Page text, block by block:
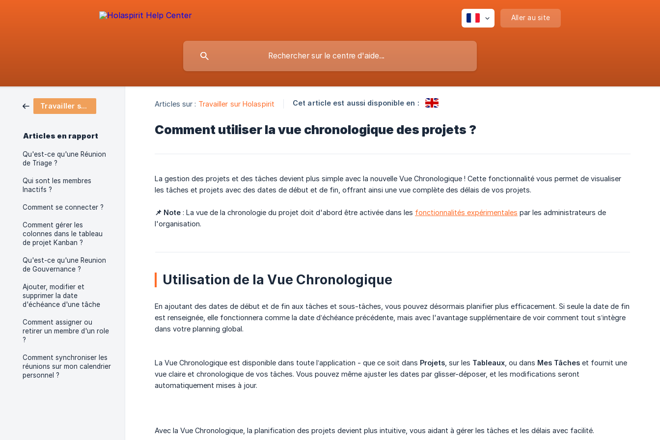
Aller au site
Travailler sur Holaspirit
Articles en rapport
Qu'est-ce qu'une Réunion
de Triage ?
Qui sont les membres
Inactifs ?
Comment se connecter ?
Comment gérer les
colonnes dans le tableau
de projet Kanban ?
Qu'est-ce qu'une Reunion
de Gouvernance ?
Ajouter, modifier et
supprimer la date
d'échéance d'une tâche
Comment assigner ou
retirer un membre d'un role
?
Comment synchroniser les
réunions sur mon calendrier
personnel ?
Articles sur : Travailler sur Holaspirit Cet article est aussi disponible en :
Comment utiliser la vue chronologique des projets ?
La gestion des projets et des tâches devient plus simple avec la nouvelle Vue Chronologique ! Cette fonctionnalité vous permet de visualiser
les tâches et projets avec des dates de début et de fin, offrant ainsi une vue complète des délais de vos projets.
📌 Note : La vue de la chronologie du projet doit d'abord être activée dans les fonctionnalités expérimentales par les administrateurs de
l'organisation.
Utilisation de la Vue Chronologique
En ajoutant des dates de début et de fin aux tâches et sous-tâches, vous pouvez désormais planifier plus efficacement. Si seule la date de fin
est renseignée, elle fonctionnera comme la date d’échéance précédente, mais avec l'avantage supplémentaire de voir comment tout s’intègre
dans votre planning global.
La Vue Chronologique est disponible dans toute l’application - que ce soit dans Projets , sur les Tableaux , ou dans Mes Tâches et fournit une
vue claire et chronologique de vos tâches. Vous pouvez même ajuster les dates par glisser-déposer, et les modifications seront
automatiquement mises à jour.
Avec la Vue Chronologique, la planification des projets devient plus intuitive, vous aidant à gérer les tâches et les délais avec facilité.